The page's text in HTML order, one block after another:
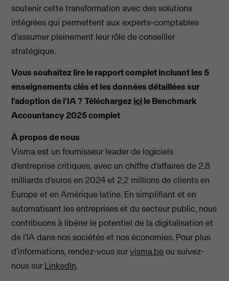
soutenir cette transformation avec des solutions
intégrées qui permettent aux experts-comptables
d'assumer pleinement leur rôle de conseiller
stratégique.
Vous souhaitez lire le rapport complet incluant les 5
enseignements clés et les données détaillées sur
l'adoption de l'IA ?Téléchargezicile Benchmark
Accountancy 2025 complet
À propos de nous
Visma est un fournisseur leader de logiciels
d'entreprise critiques, avec un chiffre d'affaires de 2,8
milliards d'euros en 2024 et 2,2 millions de clients en
Europe et en Amérique latine. En simplifiant et en
automatisant les entreprises et du secteur public, nous
contribuons à libérer le potentiel de la digitalisation et
de l'IA dans nos sociétés et nos économies. Pour plus
d'informations, rendez-vous survisma.beou suivez-
nous sur LinkedIn.